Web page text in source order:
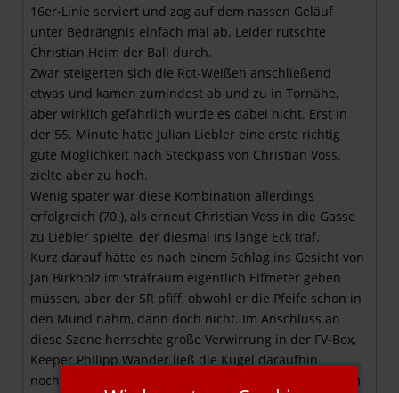
16er-Linie serviert und zog auf dem nassen Geläuf
unter Bedrängnis einfach mal ab. Leider rutschte
Christian Heim der Ball durch.
Zwar steigerten sich die Rot-Weißen anschließend
etwas und kamen zumindest ab und zu in Tornähe,
aber wirklich gefährlich wurde es dabei nicht. Erst in
der 55. Minute hatte Julian Liebler eine erste richtig
gute Möglichkeit nach Steckpass von Christian Voss,
zielte aber zu hoch.
Wenig später war diese Kombination allerdings
erfolgreich (70.), als erneut Christian Voss in die Gasse
zu Liebler spielte, der diesmal ins lange Eck traf.
Kurz darauf hätte es nach einem Schlag ins Gesicht von
Jan Birkholz im Strafraum eigentlich Elfmeter geben
müssen, aber der SR pfiff, obwohl er die Pfeife schon in
den Mund nahm, dann doch nicht. Im Anschluss an
diese Szene herrschte große Verwirrung in der FV-Box,
Keeper Philipp Wander ließ die Kugel daraufhin
nochmal fallen und nahm sie aber wieder auf, was ihm